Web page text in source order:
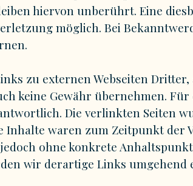
hiervon unberührt. Eine
möglich. Bei
zu externen Webseiten
keine Gewähr übernehmen.
Die verlinkten Seiten
Inhalte waren zum Zeitpunkt
ohne konkrete
wir derartige Links umgehend